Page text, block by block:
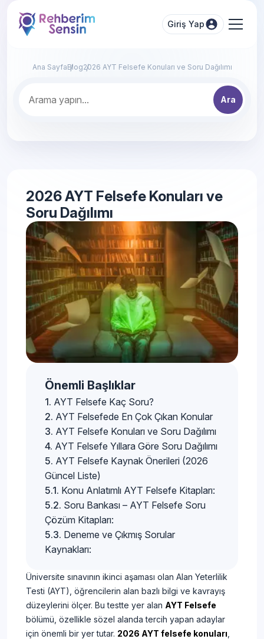
Giriş Yap
Ana SayfaBlog2026 AYT Felsefe Konuları ve Soru Dağılımı
Ara
2026 AYT Felsefe Konuları ve
Soru Dağılımı
Önemli Başlıklar
AYT Felsefe Kaç Soru?
AYT Felsefede En Çok Çıkan Konular
AYT Felsefe Konuları ve Soru Dağılımı
AYT Felsefe Yıllara Göre Soru Dağılımı
AYT Felsefe Kaynak Önerileri (2026
Güncel Liste)
Konu Anlatımlı AYT Felsefe Kitapları:
Soru Bankası – AYT Felsefe Soru
Çözüm Kitapları:
Deneme ve Çıkmış Sorular
Kaynakları:
Üniversite sınavının ikinci aşaması olan Alan Yeterlilik
Testi (AYT), öğrencilerin alan bazlı bilgi ve kavrayış
düzeylerini ölçer. Bu testte yer alan AYT Felsefe
bölümü, özellikle sözel alanda tercih yapan adaylar
için önemli bir yer tutar. 2026 AYT felsefe konuları